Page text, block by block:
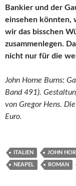
Bankier und der
einsehen könnten,
wir das bisschen
zusammenlegen.
nicht nur für die
John Horne Burns:
Band 491).
von Gregor Hens.
Euro.
ITALIEN JOHN
NEAPEL ROMAN